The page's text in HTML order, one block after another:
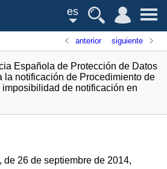
es
anterior siguiente
Española de Protección de Datos
la notificación de Procedimiento de
de notificación en
de 26 de septiembre de 2014,